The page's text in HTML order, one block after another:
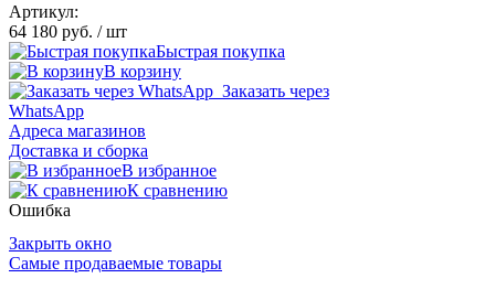
Артикул:
64 180 руб. / шт
Быстрая покупка
В корзину
Заказать через
WhatsApp
Адреса магазинов
Доставка и сборка
В избранное
К сравнению
Ошибка
Закрыть окно
Самые продаваемые товары